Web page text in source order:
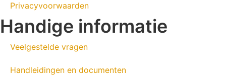
Privacyvoorwaarden
Handige informatie
Veelgestelde vragen
Handleidingen en documenten